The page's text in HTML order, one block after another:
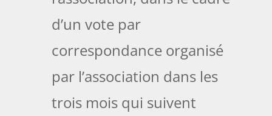
d’un vote par
correspondance organisé
par l’association dans les
trois mois qui suivent